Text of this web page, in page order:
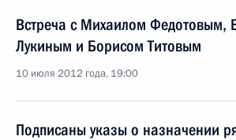
Встреча с Михаилом Федотовым,
Лукиным и Борисом Титовым
10 июля 2012 года, 19:00
Подписаны указы о назначении